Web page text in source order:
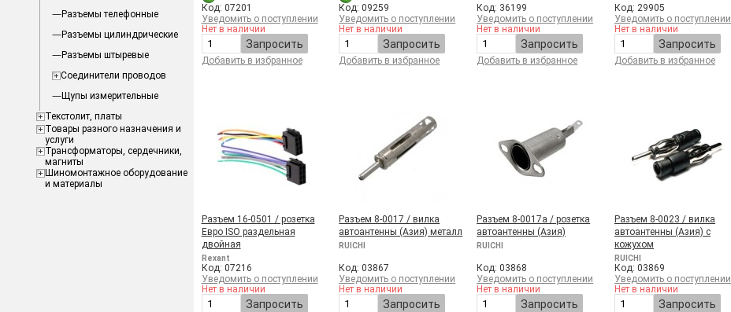
Разъемы телефонные
Разъемы цилиндрические
Разъемы штыревые
Соединители проводов
Щупы измерительные
Текстолит, платы
Товары разного назначения и
услуги
Трансформаторы, сердечники,
магниты
Шиномонтажное оборудование
и материалы
Код: 07201
Уведомить о поступлении
Нет в наличии
Запросить
Добавить в избранное
Код: 09259
Уведомить о поступлении
Нет в наличии
Запросить
Добавить в избранное
Код: 36199
Уведомить о поступлении
Нет в наличии
Запросить
Добавить в избранное
Код: 29905
Уведомить о поступлении
Нет в наличии
Запросить
Добавить в избранное
Разъем 16-0501 / розетка
Евро ISO раздельная
двойная
Rexant
Код: 07216
Уведомить о поступлении
Нет в наличии
Запросить
Разъем 8-0017 / вилка
автоантенны (Aзия) металл
RUICHI
Код: 03867
Уведомить о поступлении
Нет в наличии
Запросить
Разъем 8-0017а / розетка
автоантенны (Aзия)
RUICHI
Код: 03868
Уведомить о поступлении
Нет в наличии
Запросить
Разъем 8-0023 / вилка
автоантенны (Aзия) с
кожухом
RUICHI
Код: 03869
Уведомить о поступлении
Нет в наличии
Запросить